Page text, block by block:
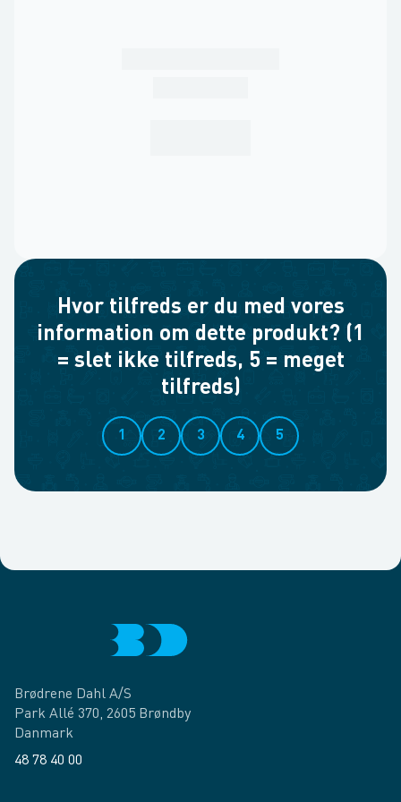
Hvor tilfreds er du med vores
information om dette produkt? (1
= slet ikke tilfreds, 5 = meget
tilfreds)
1 2 3 4 5
Brødrene Dahl A/S
Park Allé 370, 2605 Brøndby
Danmark
48 78 40 00